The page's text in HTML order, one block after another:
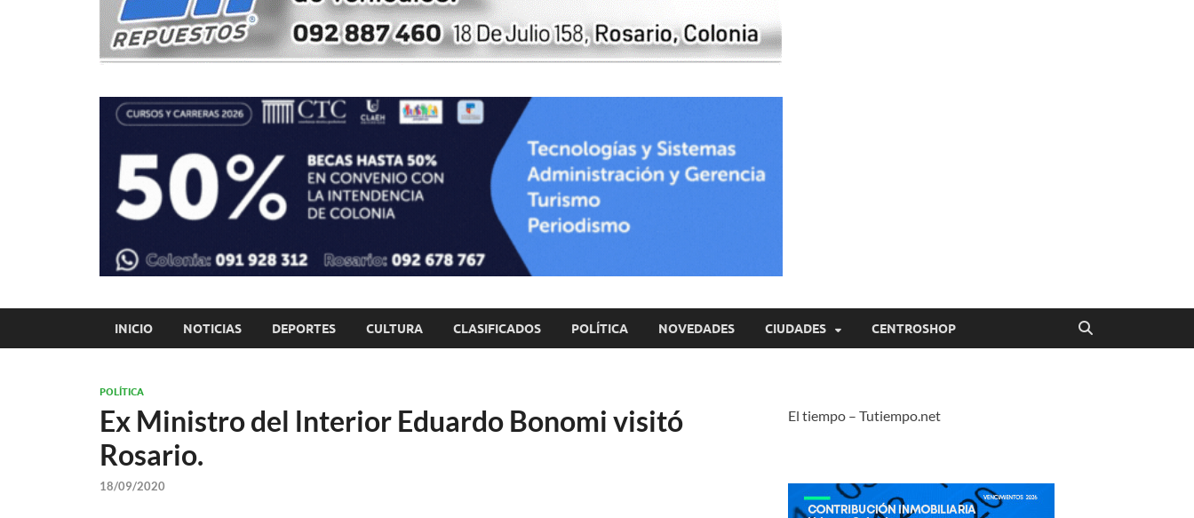
INICIO NOTICIAS DEPORTES CULTURA CLASIFICADOS POLÍTICA NOVEDADES CIUDADES CENTROSHOP
POLÍTICA
Ex Ministro del lnterior Eduardo Bonomi visitó
Rosario.
18/09/2020
El tiempo – Tutiempo.net